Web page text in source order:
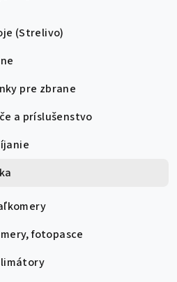
(Strelivo)
pre zbrane
a príslušenstvo
fotopasce